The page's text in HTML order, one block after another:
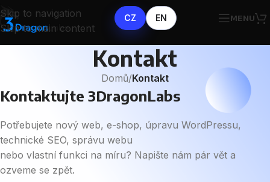
Skip to navigation
Skip to main content
CZ EN MENU
Kontakt
Domů/Kontakt
Kontaktujte 3DragonLabs
Potřebujete nový web, e-shop, úpravu WordPressu,
technické SEO, správu webu
nebo vlastní funkci na míru? Napište nám pár vět a
ozveme se zpět.